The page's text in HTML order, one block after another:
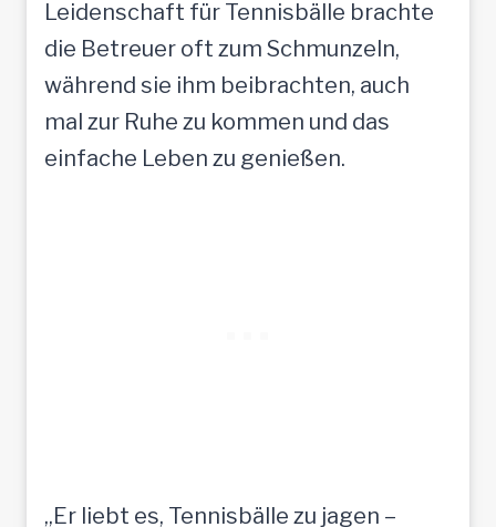
Leidenschaft für Tennisbälle brachte
die Betreuer oft zum Schmunzeln,
während sie ihm beibrachten, auch
mal zur Ruhe zu kommen und das
einfache Leben zu genießen.
„Er liebt es, Tennisbälle zu jagen –